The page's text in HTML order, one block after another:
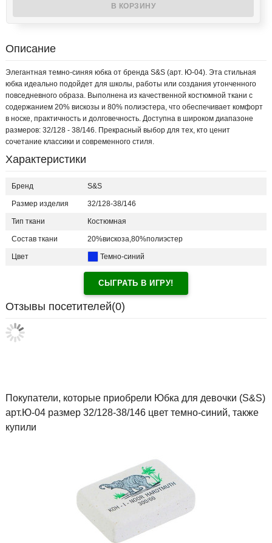
Описание
Элегантная темно-синяя юбка от бренда S&S (арт. Ю-04). Эта стильная
юбка идеально подойдет для школы, работы или создания утонченного
повседневного образа. Выполнена из качественной костюмной ткани с
содержанием 20% вискозы и 80% полиэстера, что обеспечивает комфорт
в носке, практичность и долговечность. Доступна в широком диапазоне
размеров: 32/128 - 38/146. Прекрасный выбор для тех, кто ценит
сочетание классики и современного стиля.
Характеристики
Бренд S&S
Размер изделия 32/128-38/146
Тип ткани Костюмная
Состав ткани 20%вискоза,80%полиэстер
Цвет Темно-синий
СЫГРАТЬ В ИГРУ!
Отзывы посетителей(0)
Покупатели, которые приобрели Юбка для девочки (S&S)
арт.Ю-04 размер 32/128-38/146 цвет темно-синий, также
купили